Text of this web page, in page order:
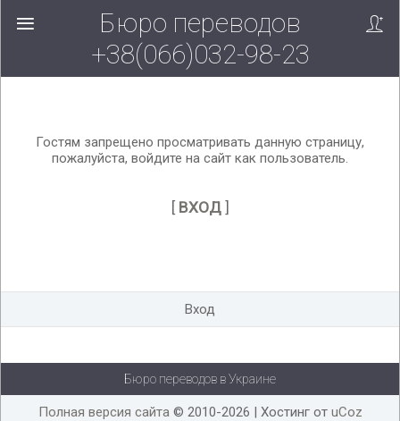
Вверх!
Бюро переводов
+38(066)032-98-23
Гостям запрещено просматривать данную страницу,
пожалуйста, войдите на сайт как пользователь.
[ ВХОД]
Вход
Бюро переводов в Украине
Полная версия сайта© 2010-2026 | Хостинг от uCoz